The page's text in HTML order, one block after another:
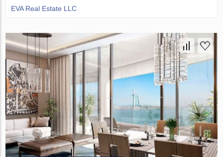
EVA Real Estate LLC